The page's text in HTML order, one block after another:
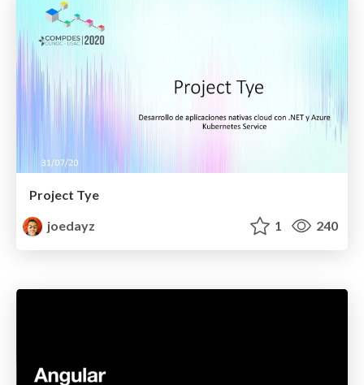
Project Tye
joedayz
1 240